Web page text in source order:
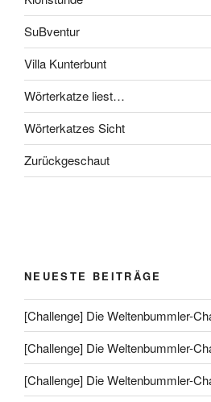
SuBventur
Villa Kunterbunt
Wörterkatze liest…
Wörterkatzes Sicht
Zurückgeschaut
NEUESTE BEITRÄGE
[Challenge] Die Weltenbummler-
[Challenge] Die Weltenbummler-
[Challenge] Die Weltenbummler-